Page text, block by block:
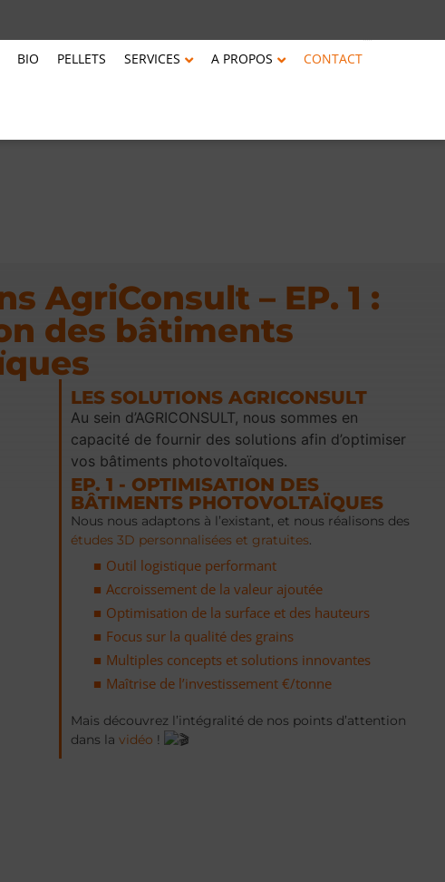
BIO PELLETS SERVICES A PROPOS CONTACT
AgriConsult – EP. 1 :
des bâtiments
LES SOLUTIONS AGRICONSULT
Au sein d’AGRICONSULT, nous sommes en
capacité de fournir des solutions afin d’optimiser
vos bâtiments photovoltaïques.
EP. 1 - OPTIMISATION DES
BÂTIMENTS PHOTOVOLTAÏQUES
Nous nous adaptons à l’existant, et nous réalisons des
études 3D personnalisées et gratuites.
Outil logistique performant
Accroissement de la valeur ajoutée
Optimisation de la surface et des hauteurs
Focus sur la qualité des grains
Multiples concepts et solutions innovantes
Maîtrise de l’investissement €/tonne
Mais découvrez l’intégralité de nos points d’attention
dans lavidéo !